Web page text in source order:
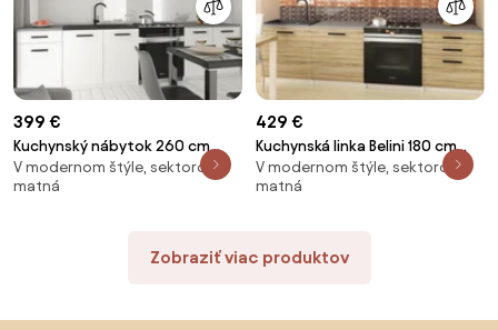
399 €
Kuchynský nábytok 260 cm
biela matná s pracovnou
doskou TOR
V modernom štýle, sektorová,
matná
429 €
Kuchynská linka Belini 180 cm
dub sonoma s pracovnou
doskou Laurentino2 TOR
V modernom štýle, sektorová,
matná
Zobraziť viac produktov